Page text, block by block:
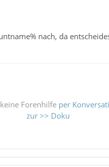
nach, da
Forenhilfe per
zur >> Doku